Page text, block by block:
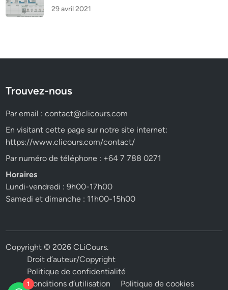
29 avril 2021
Trouvez-nous
Par email :contact@clicours.com
En visitant cette page sur notre site internet:
https://www.clicours.com/contact/
Par numéro de téléphone : +64 7 788 0271
Horaires
Lundi-vendredi : 9h00-17h00
Samedi et dimanche : 11h00-15h00
Copyright © 2026CLiCours.
Droit d’auteur/Copyright
Politique de confidentialité
Conditions d’utilisation
Politique de cookies
1